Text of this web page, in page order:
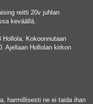
reitti 20v juhlan
keväällä.
Hollola. Kokoonnutaan
Ajellaan Hollolan kirkon
harmillisesti ne ei taida ihan